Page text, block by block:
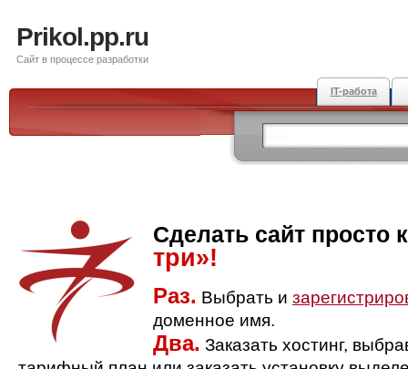
Prikol.pp.ru
Сайт в процессе разработки
IT-работа
Сделать сайт просто
три»!
Раз. Выбрать и
доменное имя.
Два. Заказать хостинг,